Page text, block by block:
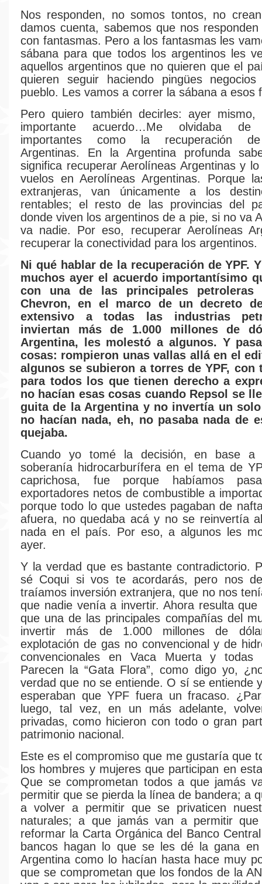
Nos responden, no somos tontos, no
damos cuenta, sabemos que nos
con fantasmas. Pero a los fantasmas les
sábana para que todos los argentinos les
aquellos argentinos que no quieren que el
quieren seguir haciendo pingües
pueblo. Les vamos a correr la sábana a esos
Pero quiero también decirles: ayer mismo,
importante acuerdo…Me olvidaba
importantes como la recuperación
Argentinas. En la Argentina profunda
significa recuperar Aerolíneas Argentinas y
vuelos en Aerolíneas Argentinas. Porque
extranjeras, van únicamente a los
rentables; el resto de las provincias del
donde viven los argentinos de a pie, si no va
va nadie. Por eso, recuperar Aerolíneas
recuperar la conectividad para los argentinos.
Ni qué hablar de la recuperación de YPF.
muchos ayer el acuerdo importantísimo
con una de las principales petroleras
Chevron, en el marco de un decreto
extensivo a todas las industrias
inviertan más de 1.000 millones de
Argentina, les molestó a algunos. Y
cosas: rompieron unas vallas allá en el
algunos se subieron a torres de YPF, con
para todos los que tienen derecho a
no hacían esas cosas cuando Repsol se
guita de la Argentina y no invertía un
no hacían nada, eh, no pasaba nada de
quejaba.
Cuando yo tomé la decisión, en base a
soberanía hidrocarburífera en el tema de
caprichosa, fue porque habíamos
exportadores netos de combustible a
porque todo lo que ustedes pagaban de
afuera, no quedaba acá y no se reinvertía
nada en el país. Por eso, a algunos les
ayer.
Y la verdad que es bastante contradictorio.
sé Coqui si vos te acordarás, pero nos
traíamos inversión extranjera, que no nos
que nadie venía a invertir. Ahora resulta que
que una de las principales compañías del
invertir más de 1.000 millones de
explotación de gas no convencional y de
convencionales en Vaca Muerta y todas
Parecen la “Gata Flora”, como digo yo,
verdad que no se entiende. O sí se entiende
esperaban que YPF fuera un fracaso.
luego, tal vez, en un más adelante,
privadas, como hicieron con todo o gran
patrimonio nacional.
Este es el compromiso que me gustaría que
los hombres y mujeres que participan en
Que se comprometan todos a que jamás
permitir que se pierda la línea de bandera; a
a volver a permitir que se privaticen
naturales; a que jamás van a permitir
reformar la Carta Orgánica del Banco
bancos hagan lo que se les dé la gana en
Argentina como lo hacían hasta hace muy
que se comprometan que los fondos de la